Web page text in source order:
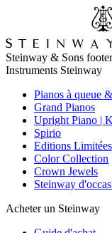
Steinway & Sons
Instruments Steinway
Pianos à queue
Grand Pianos
Upright Piano |
Spirio
Editions Limitées
Color Collection
Crown Jewels
Steinway
Acheter un Steinway